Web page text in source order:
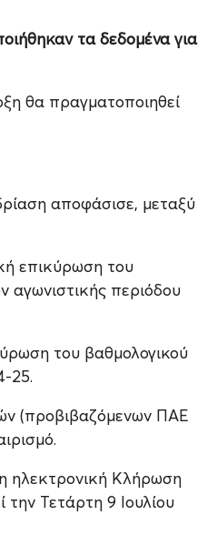
τα δεδομένα για
θα πραγματοποιηθεί
αποφάσισε, μεταξύ
επικύρωση του
περιόδου
του βαθμολογικού
25.
(προβιβαζόμενων ΠΑΕ
ηλεκτρονική Κλήρωση
Τετάρτη 9 Ιουλίου